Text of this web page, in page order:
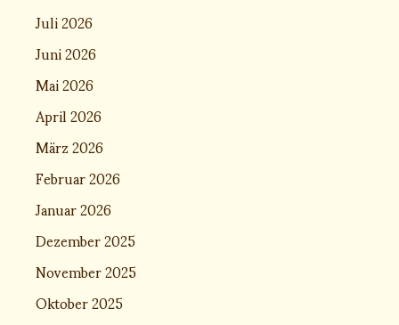
Juli 2026
Juni 2026
Mai 2026
April 2026
März 2026
Februar 2026
Januar 2026
Dezember 2025
November 2025
Oktober 2025